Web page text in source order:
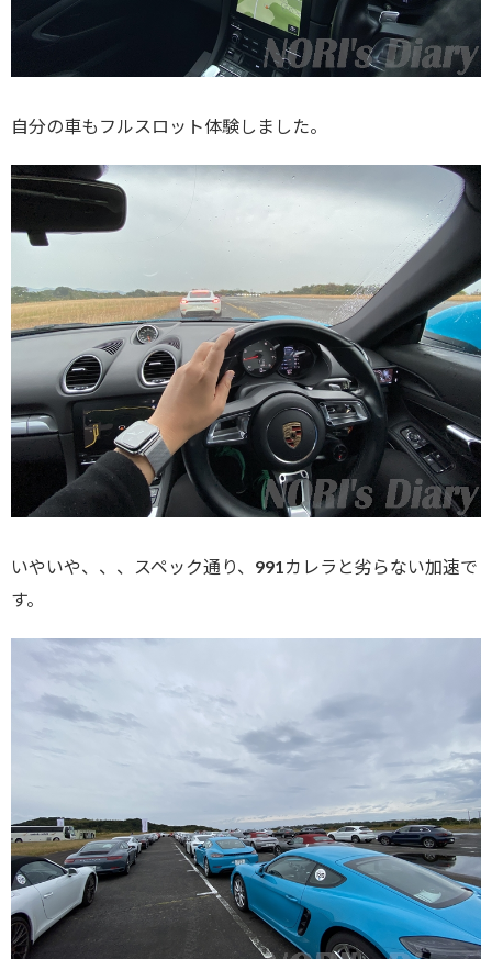
自分の車もフルスロット体験しました。
いやいや、、、スペック通り、991カレラと劣らない加速で
す。